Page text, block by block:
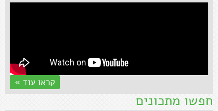
קראו עוד »
חפשו מתכונים